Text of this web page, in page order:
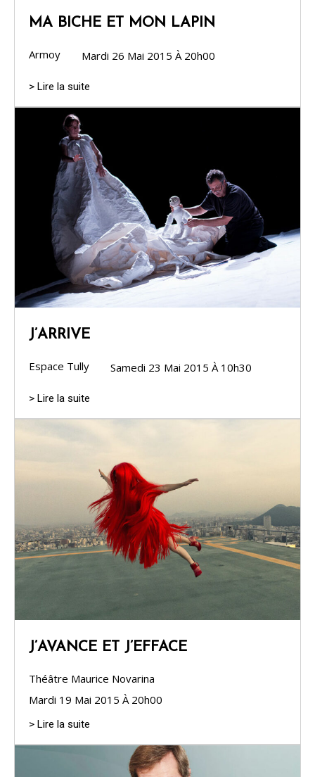
MA BICHE ET MON LAPIN
Armoy Mardi 26 Mai 2015 À 20h00
> Lire la suite
J’ARRIVE
Espace Tully Samedi 23 Mai 2015 À 10h30
> Lire la suite
J’AVANCE ET J’EFFACE
Théâtre Maurice Novarina
Mardi 19 Mai 2015 À 20h00
> Lire la suite